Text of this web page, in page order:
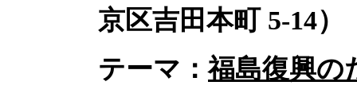
京区吉田本町 5-14）
テーマ：福島復興の